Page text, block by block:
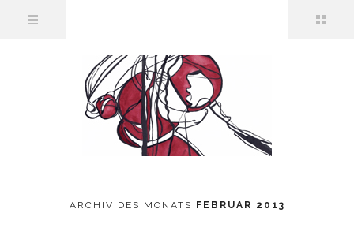
ARCHIV DES MONATS FEBRUAR 2013